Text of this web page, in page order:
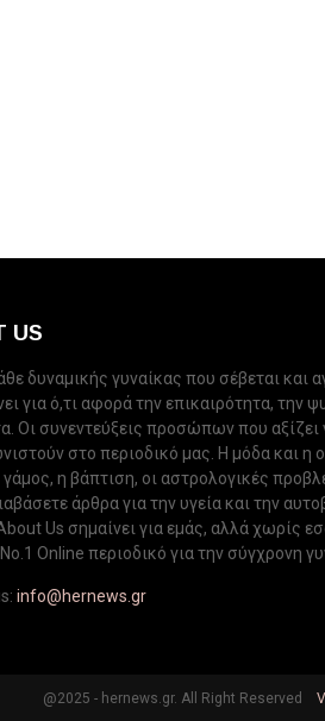
US
δυναμικής γυναίκας που σέβεται και
για ό,τι αφορά την επικαιρότητα, την
Οι συνεντεύξεις προσώπων που
στο περιοδικό μας. Η μόδα και η
η βάπτιση, οι αστρολογικές
άρθρα για την υγεία και την
Us σημαίνει για εμάς, αλλά χωρίς
Online περιοδικό για την σύγχρονη
info@hernews.gr
@2025 - hernews.gr. All Right Reserved